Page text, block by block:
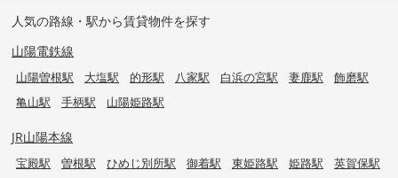
人気の路線・駅から賃貸物件を探す
山陽電鉄線
山陽曽根駅 大塩駅 的形駅 八家駅 白浜の宮駅 妻鹿駅
飾磨駅
亀山駅
手柄駅 山陽姫路駅
JR山陽本線
宝殿駅 曽根駅 ひめじ別所駅 御着駅 東姫路駅 姫路駅
英賀保駅